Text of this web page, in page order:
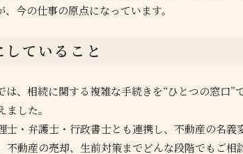
今の仕事の原点になっています。
ていること
は、相続に関する複雑な手続きを“ひとつの窓口”
した。
士・弁護士・行政書士とも連携し、不動産の名義
不動産の売却、生前対策までどんな段階でもご相